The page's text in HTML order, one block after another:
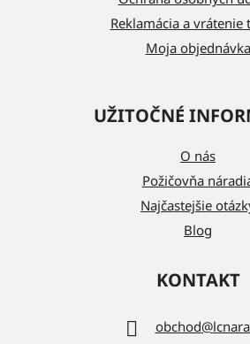
Reklamácia a vrátenie
Moja objednávka
UŽITOČNÉ
O nás
Požičovňa
Najčastejšie
Blog
KONTAKT
obchod@